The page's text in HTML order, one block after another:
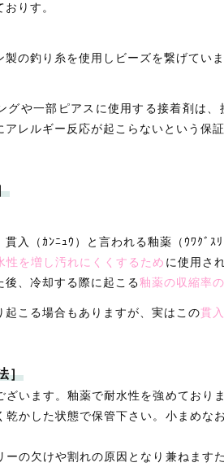
りす。
製の釣り糸を使用しビーズを繋げてい
グや一部ピアスに使用する接着剤は
アレルギー反応が起こらないという保
入（ｶﾝﾆｭｳ）と言われる釉薬（ｳﾜｸﾞ
性を増し汚れにくくするため に使用さ
後、冷却する際に起こる釉薬の収縮率
起こる場合もありますが、実はこの貫
］
ざいます。釉薬で耐水性を強めてお
乾かした状態で保管下さい。小まめ
ーの欠けや割れの原因となり兼ねま